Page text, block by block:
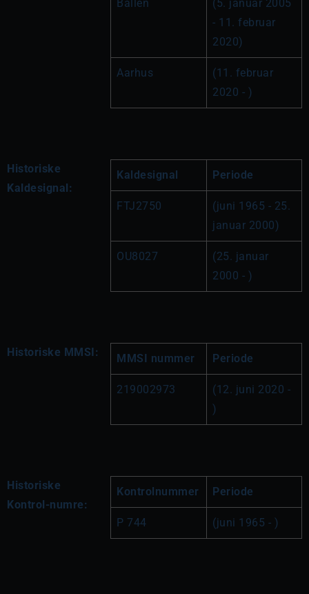
Ballen
(5. januar 2005
- 11. februar
2020)
Aarhus
(11. februar
2020 - )
Historiske
Kaldesignal:
Kaldesignal Periode
FTJ2750
(juni 1965 - 25.
januar 2000)
OU8027
(25. januar
2000 - )
Historiske MMSI: MMSI nummer Periode
219002973
(12. juni 2020 -
)
Historiske
Kontrol-numre:
Kontrolnummer Periode
P 744 (juni 1965 - )